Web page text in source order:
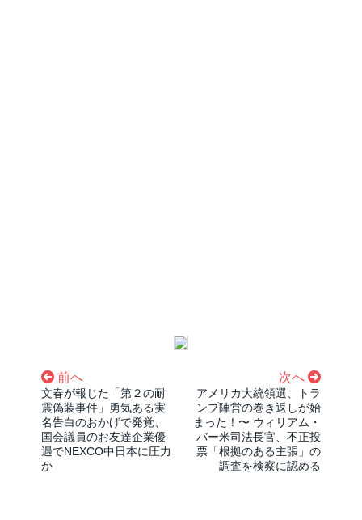
前へ
文春が報じた「第２の耐
震偽装事件」勇気ある実
名告白のおかげで発覚、
国会議員のお友達企業優
遇でNEXCO中日本に圧力
か
次へ
アメリカ大統領選、トラ
ンプ陣営の巻き返しが始
まった！〜 ウィリアム・
バー米司法長官、不正投
票「根拠のある主張」の
調査を検察に認める